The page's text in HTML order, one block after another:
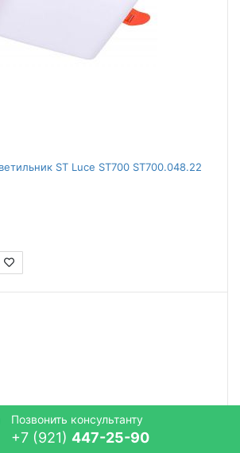
ST Luce ST700 ST700.048.22
Позвонить консультанту
+7 (921) 447-25-90